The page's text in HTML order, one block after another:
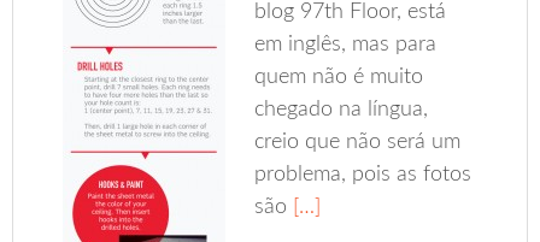
blog 97th Floor, está
em inglês, mas para
quem não é muito
chegado na língua,
creio que não será um
problema, pois as fotos
são […]